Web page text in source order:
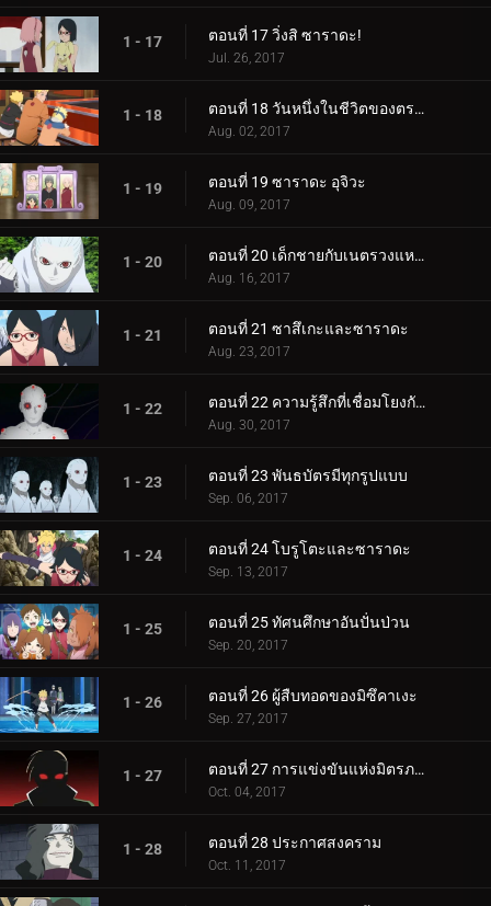
1 - 17 ตอนที่ 17 วิ่งสิ ซาราดะ!
Jul. 26, 2017
1 - 18 ตอนที่ 18 วันหนึ่งในชีวิตของตระกูลอุซึมากิ
Aug. 02, 2017
1 - 19 ตอนที่ 19 ซาราดะ อุจิวะ
Aug. 09, 2017
1 - 20 ตอนที่ 20 เด็กชายกับเนตรวงแหวน
Aug. 16, 2017
1 - 21 ตอนที่ 21 ซาสึเกะและซาราดะ
Aug. 23, 2017
1 - 22 ตอนที่ 22 ความรู้สึกที่เชื่อมโยงกัน
Aug. 30, 2017
1 - 23 ตอนที่ 23 พันธบัตรมีทุกรูปแบบ
Sep. 06, 2017
1 - 24 ตอนที่ 24 โบรูโตะและซาราดะ
Sep. 13, 2017
1 - 25 ตอนที่ 25 ทัศนศึกษาอันปั่นป่วน
Sep. 20, 2017
1 - 26 ตอนที่ 26 ผู้สืบทอดของมิซึคาเงะ
Sep. 27, 2017
1 - 27 ตอนที่ 27 การแข่งขันแห่งมิตรภาพของชิโนบิ
Oct. 04, 2017
1 - 28 ตอนที่ 28 ประกาศสงคราม
Oct. 11, 2017